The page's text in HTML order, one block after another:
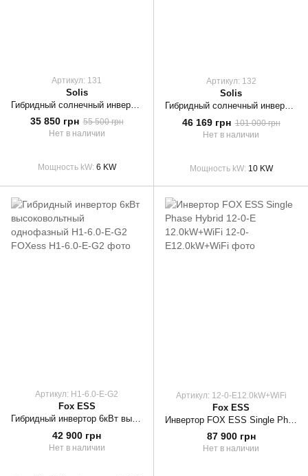
Артикул: 131
Solis
35 850 грн 55 500 грн
Нет в наличии
Мощность kW 6 KW
Артикул: 132
Solis
Гибридный солнечный инвертор Solis RHI-3P10K HVES-5G
46 169 грн 101 000 грн
Нет в наличии
Мощность kW 10 KW
Артикул: H1-6.0-E-G2
Fox ESS
Гибридный инвертор 6кВт высоковольтный однофазный H1-6.0-E-G2 FOXess
42 900 грн
Нет в наличии
Артикул: 12-0-Е12.0kW+WiFi
Fox ESS
87 900 грн
Нет в наличии